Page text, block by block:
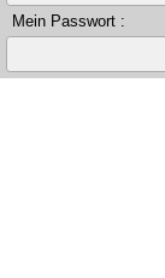
Mein Passwort :